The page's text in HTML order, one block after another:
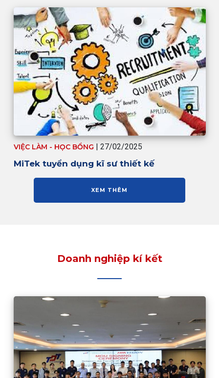
VIỆC LÀM - HỌC BỔNG | 27/02/2025
MiTek tuyển dụng kĩ sư thiết kế
XEM THÊM
Doanh nghiệp kí kết